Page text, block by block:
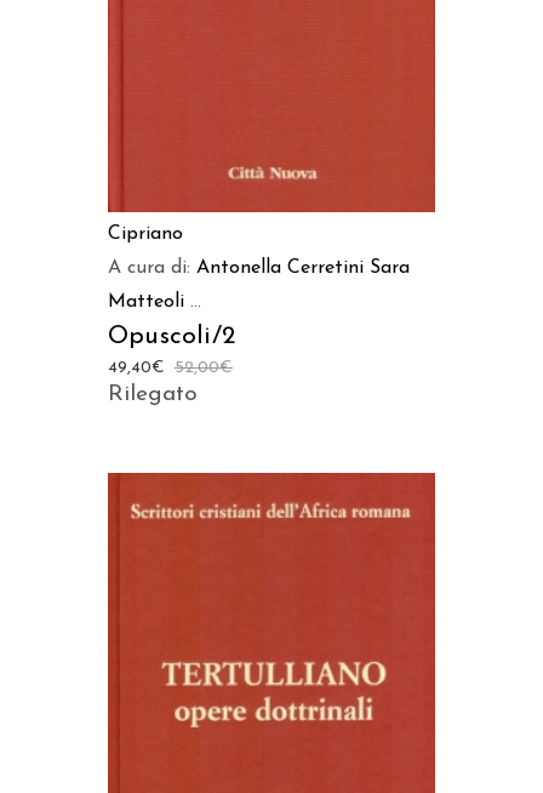
Cipriano
A cura di: Antonella Cerretini Sara
Matteoli ...
Opuscoli/2
52,00€
49,40€
Rilegato